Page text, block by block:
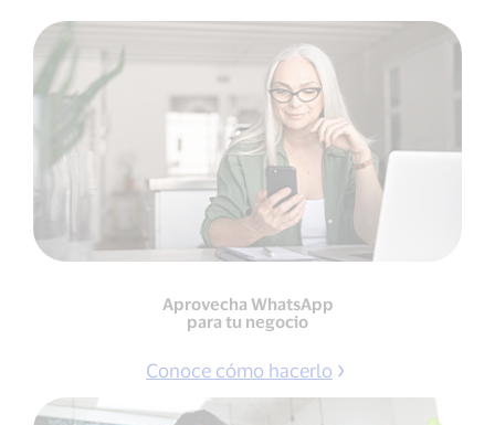
Aprovecha WhatsApp
para tu negocio
Conoce cómo hacerlo